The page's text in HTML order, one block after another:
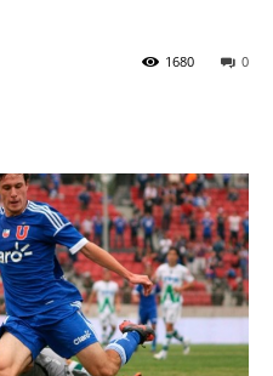
0
1680